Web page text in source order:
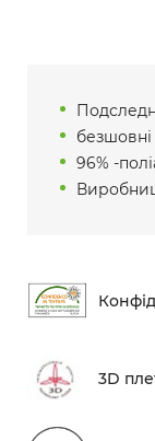
безшовні
96% -
3D